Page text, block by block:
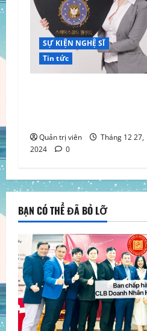
SỰ KIỆN NGHỆ SĨ
Tin tức
Quản trị viên
Tháng 12 27,
2024
0
BẠN CÓ THỂ ĐÃ BỎ LỠ